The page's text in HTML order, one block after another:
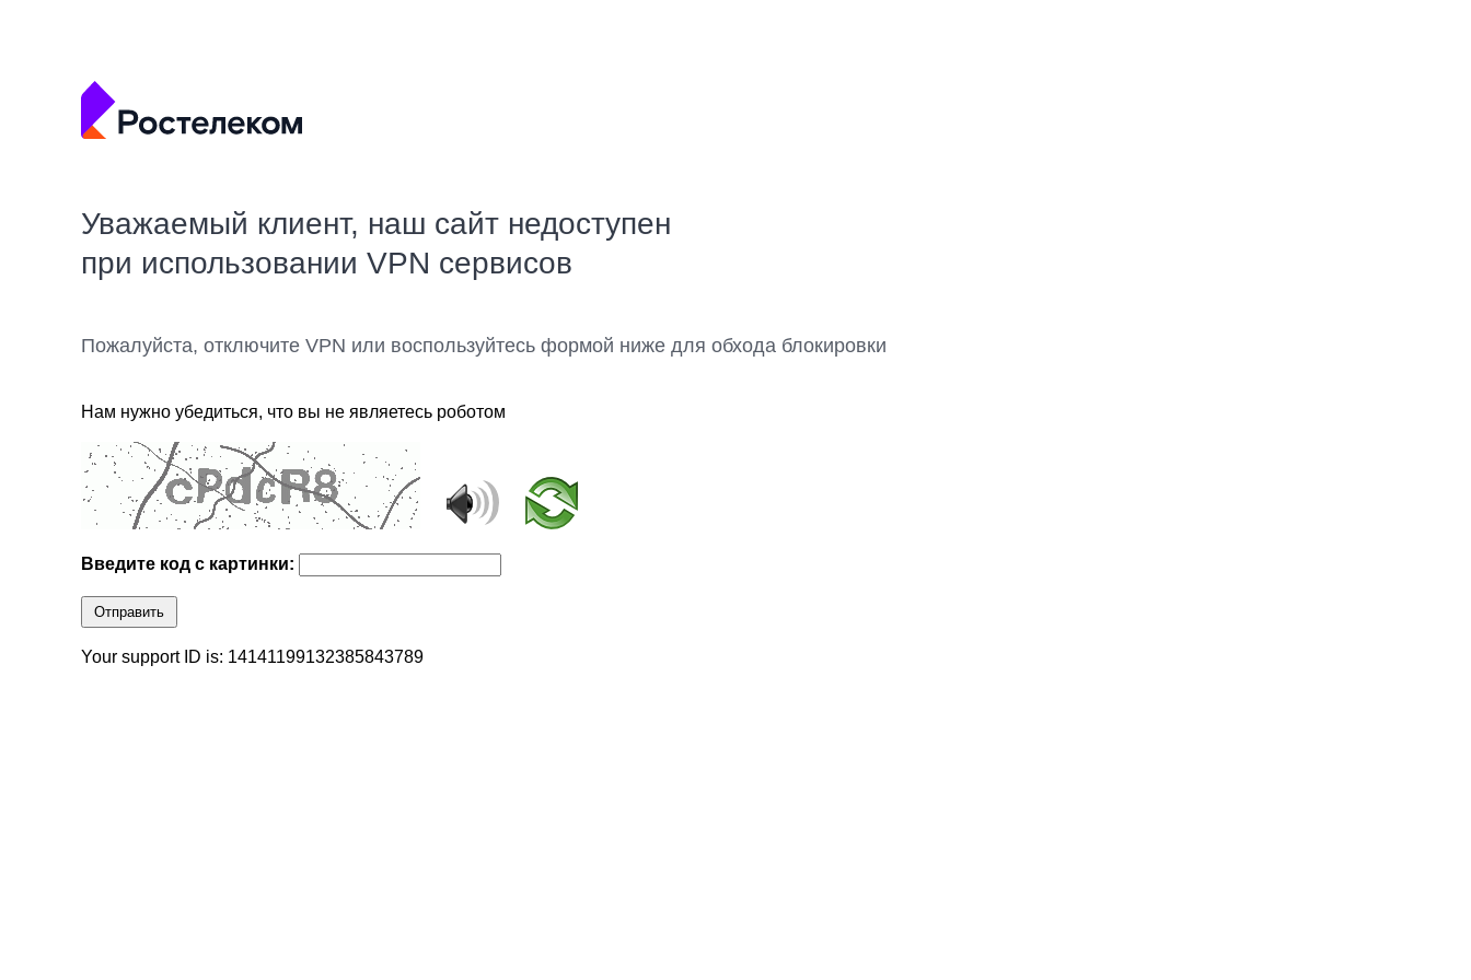
Уважаемый клиент, наш сайт недоступен
при использовании VPN сервисов
Пожалуйста, отключите VPN или воспользуйтесь формой ниже для обхода блокировки
Нам нужно убедиться, что вы не являетесь роботом
Введите код с картинки:
Отправить
Your support ID is: 14141199132385843789